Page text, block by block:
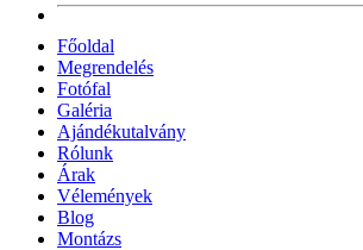
Főoldal
Megrendelés
Fotófal
Galéria
Ajándékutalvány
Rólunk
Árak
Vélemények
Blog
Montázs